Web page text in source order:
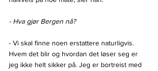
- Hva gjør Bergen nå?
- Vi skal finne noen erstattere naturligvis.
Hvem det blir og hvordan det løser seg er
jeg ikke helt sikker på. Jeg er bortreist med